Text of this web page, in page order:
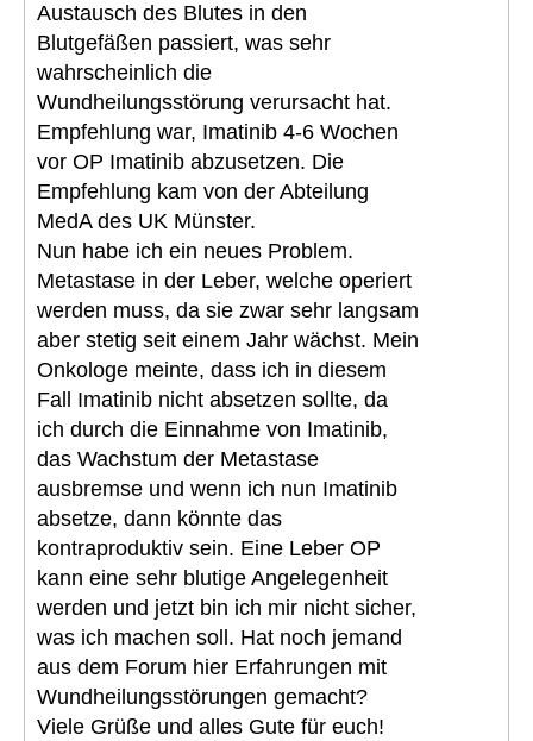
Austausch des Blutes in den
Blutgefäßen passiert, was sehr
wahrscheinlich die
Wundheilungsstörung verursacht hat.
Empfehlung war, Imatinib 4-6 Wochen
vor OP Imatinib abzusetzen. Die
Empfehlung kam von der Abteilung
MedA des UK Münster.
Nun habe ich ein neues Problem.
Metastase in der Leber, welche operiert
werden muss, da sie zwar sehr langsam
aber stetig seit einem Jahr wächst. Mein
Onkologe meinte, dass ich in diesem
Fall Imatinib nicht absetzen sollte, da
ich durch die Einnahme von Imatinib,
das Wachstum der Metastase
ausbremse und wenn ich nun Imatinib
absetze, dann könnte das
kontraproduktiv sein. Eine Leber OP
kann eine sehr blutige Angelegenheit
werden und jetzt bin ich mir nicht sicher,
was ich machen soll. Hat noch jemand
aus dem Forum hier Erfahrungen mit
Wundheilungsstörungen gemacht?
Viele Grüße und alles Gute für euch!